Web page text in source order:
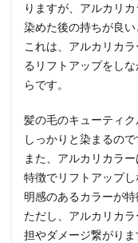
りますが、アルカリ
染めた後の持ちが良い
これは、アルカリカ
るリフトアップをし
らです。
髪の毛のキューティク
しっかりと染まるので
また、アルカリカラ
特徴でリフトアップ
明感のあるカラーが特
ただし、アルカリカ
担やダメージ繋がりま